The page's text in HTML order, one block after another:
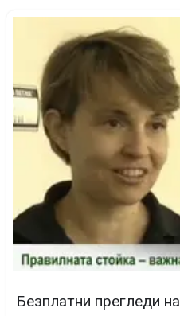
Безплатни прегледи